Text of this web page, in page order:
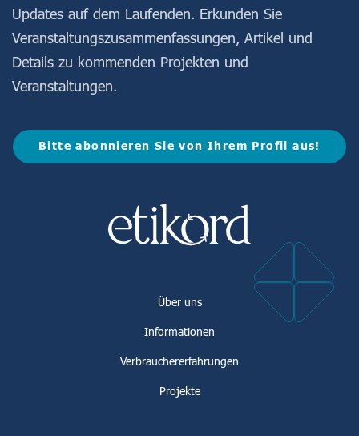
Updates auf dem Laufenden. Erkunden Sie
Veranstaltungszusammenfassungen, Artikel und
Details zu kommenden Projekten und
Veranstaltungen.
Bitte abonnieren Sie von Ihrem Profil aus!
Über uns
Informationen
Verbrauchererfahrungen
Projekte